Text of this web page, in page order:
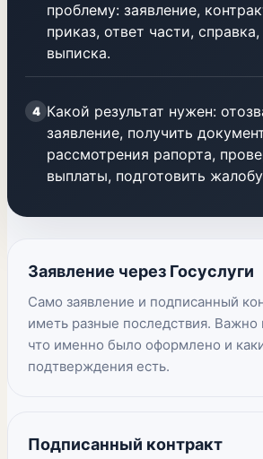
проблему: заявление,
приказ, ответ части,
выписка.
4 Какой результат нужен:
заявление, получить
рассмотрения рапорта,
выплаты, подготовить
Заявление через Госуслуги
Само заявление и подписанный
иметь разные последствия. Важно
что именно было оформлено и
подтверждения есть.
Подписанный контракт